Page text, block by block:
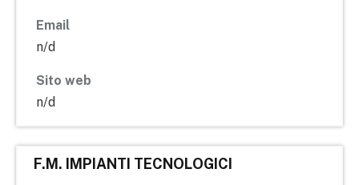
Email
n/d
Sito web
n/d
F.M. IMPIANTI TECNOLOGICI